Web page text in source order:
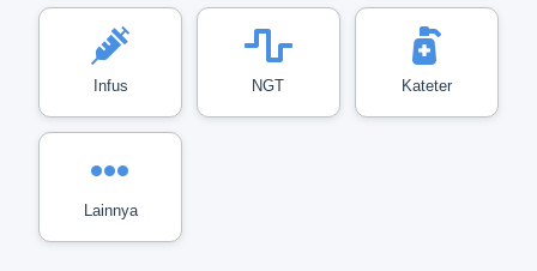
Infus NGT Kateter
Lainnya